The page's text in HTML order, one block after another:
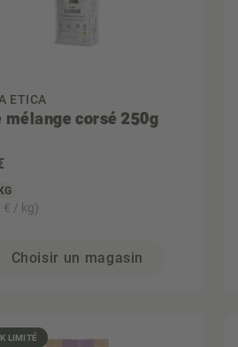
ETICA
mélange corsé 250g
€ / kg)
Choisir un magasin
LIMITÉ